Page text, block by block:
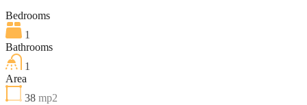
Bedrooms
1
Bathrooms
1
Area
38 mp2